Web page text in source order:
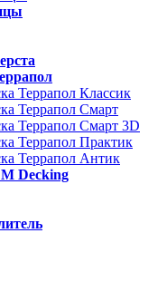
Террапол Классик
Террапол Смарт
Террапол Смарт 3D
Террапол Практик
Террапол Антик
Decking